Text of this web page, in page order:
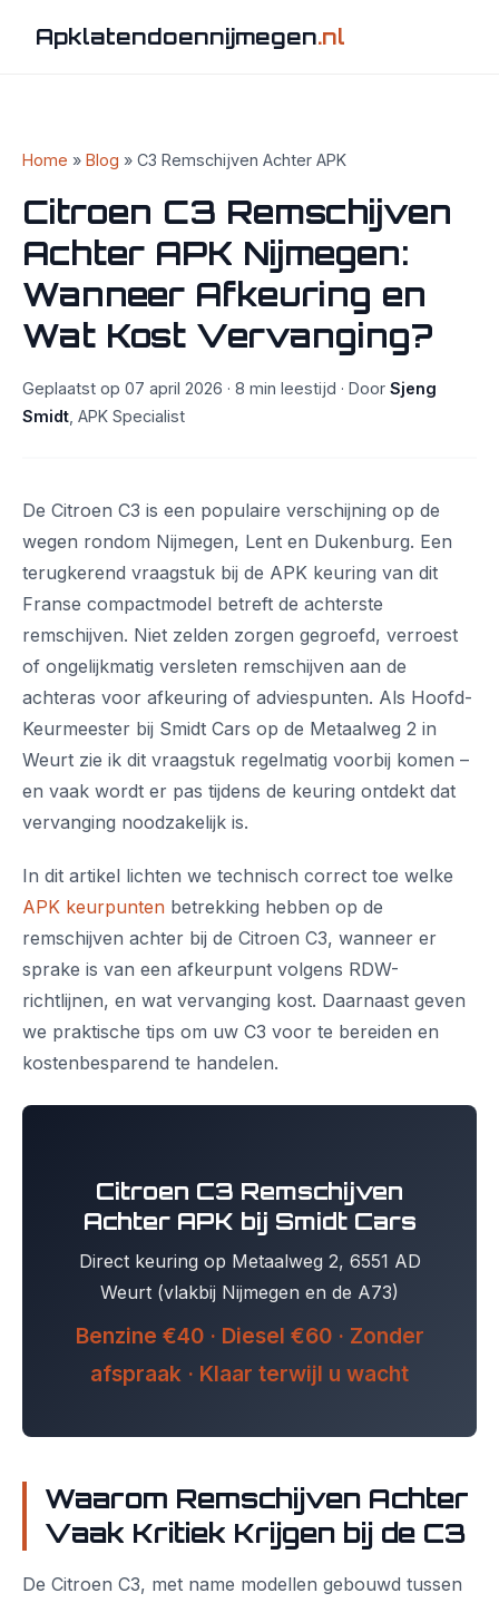
Apklatendoennijmegen.nl
Home » Blog » C3 Remschijven Achter APK
Citroen C3 Remschijven
Achter APK Nijmegen:
Wanneer Afkeuring en
Wat Kost Vervanging?
Geplaatst op 07 april 2026 · 8 min leestijd · Door Sjeng
Smidt , APK Specialist
De Citroen C3 is een populaire verschijning op de
wegen rondom Nijmegen, Lent en Dukenburg. Een
terugkerend vraagstuk bij de APK keuring van dit
Franse compactmodel betreft de achterste
remschijven. Niet zelden zorgen gegroefd, verroest
of ongelijkmatig versleten remschijven aan de
achteras voor afkeuring of adviespunten. Als Hoofd-
Keurmeester bij Smidt Cars op de Metaalweg 2 in
Weurt zie ik dit vraagstuk regelmatig voorbij komen –
en vaak wordt er pas tijdens de keuring ontdekt dat
vervanging noodzakelijk is.
In dit artikel lichten we technisch correct toe welke
APK keurpunten betrekking hebben op de
remschijven achter bij de Citroen C3, wanneer er
sprake is van een afkeurpunt volgens RDW-
richtlijnen, en wat vervanging kost. Daarnaast geven
we praktische tips om uw C3 voor te bereiden en
kostenbesparend te handelen.
Citroen C3 Remschijven
Achter APK bij Smidt Cars
Direct keuring op Metaalweg 2, 6551 AD
Weurt (vlakbij Nijmegen en de A73)
Benzine €40 · Diesel €60 · Zonder
afspraak · Klaar terwijl u wacht
Waarom Remschijven Achter
Vaak Kritiek Krijgen bij de C3
De Citroen C3, met name modellen gebouwd tussen